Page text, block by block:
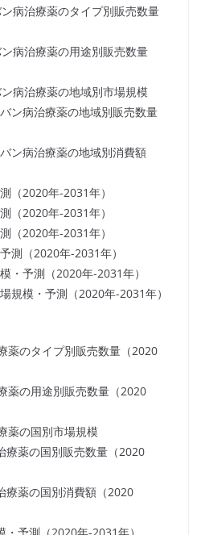
病治療薬のタイプ別販売数量
病治療薬の用途別販売数量
病治療薬の地域別市場規模
ン病治療薬の地域別販売数量
ン病治療薬の地域別消費額
（2020年-2031年）
（2020年-2031年）
（2020年-2031年）
測（2020年-2031年）
・予測（2020年-2031年）
規模・予測（2020年-2031年）
薬のタイプ別販売数量（2020
薬の用途別販売数量（2020
薬の国別市場規模
療薬の国別販売数量（2020
療薬の国別消費額（2020